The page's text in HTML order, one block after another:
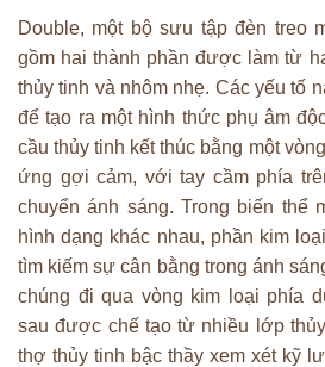
Double, một bộ sưu tập đèn treo
gồm hai thành phần được làm từ
thủy tinh và nhôm nhẹ. Các yếu tố
để tạo ra một hình thức phụ âm
cầu thủy tinh kết thúc bằng một
ứng gợi cảm, với tay cầm phía
chuyển ánh sáng. Trong biến thể
hình dạng khác nhau, phần kim
tìm kiếm sự cân bằng trong ánh
chúng đi qua vòng kim loại phía
sau được chế tạo từ nhiều lớp
thợ thủy tinh bậc thầy xem xét kỹ